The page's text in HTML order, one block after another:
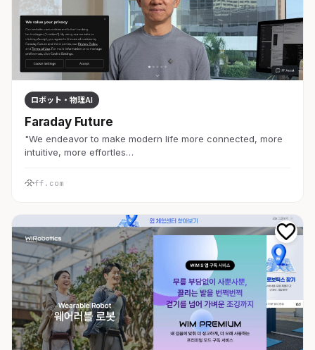
ロボット・物理AI
Faraday Future
"We endeavor to make modern life more connected, more
intuitive, more effortles…
ff.com